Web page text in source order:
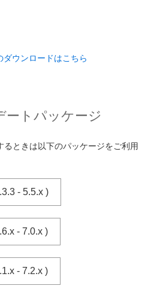
ウンロードはこちら
ートパッケージ
るときは以下のパッケージをご利用
- 5.5.x )
- 7.0.x )
- 7.2.x )